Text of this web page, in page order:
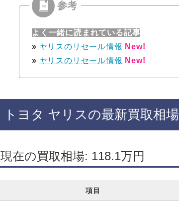
よく一緒に読まれている記事
» ヤリスのリセール情報 New!
» ヤリスのリセール情報 New!
トヨタ ヤリスの最新買取相場
現在の買取相場: 118.1万円
項目